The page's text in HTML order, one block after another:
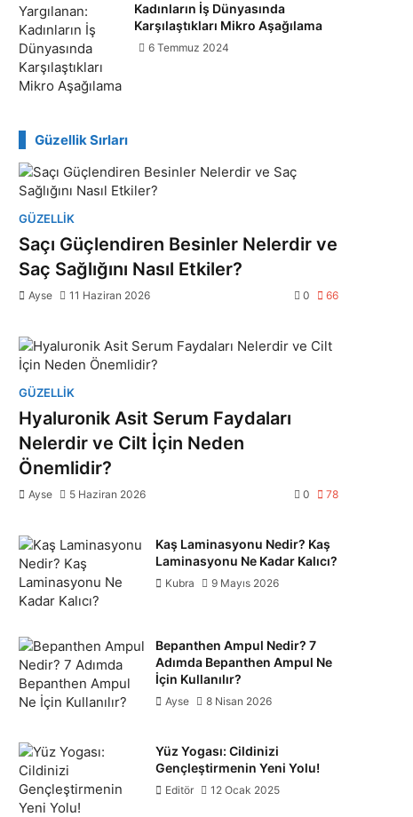
Kadınların İş Dünyasında
Karşılaştıkları Mikro Aşağılama
6 Temmuz 2024
Güzellik Sırları
GÜZELLIK
Saçı Güçlendiren Besinler Nelerdir ve
Saç Sağlığını Nasıl Etkiler?
Ayse 11 Haziran 2026 0 66
GÜZELLIK
Hyaluronik Asit Serum Faydaları
Nelerdir ve Cilt İçin Neden
Önemlidir?
Ayse 5 Haziran 2026 0 78
Kaş Laminasyonu Nedir? Kaş
Laminasyonu Ne Kadar Kalıcı?
Kubra 9 Mayıs 2026
Bepanthen Ampul Nedir? 7
Adımda Bepanthen Ampul Ne
İçin Kullanılır?
Ayse 8 Nisan 2026
Yüz Yogası: Cildinizi
Gençleştirmenin Yeni Yolu!
Editör 12 Ocak 2025